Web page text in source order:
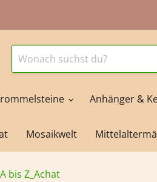
Anhänger &
Mosaikwelt
bis Z_Achat